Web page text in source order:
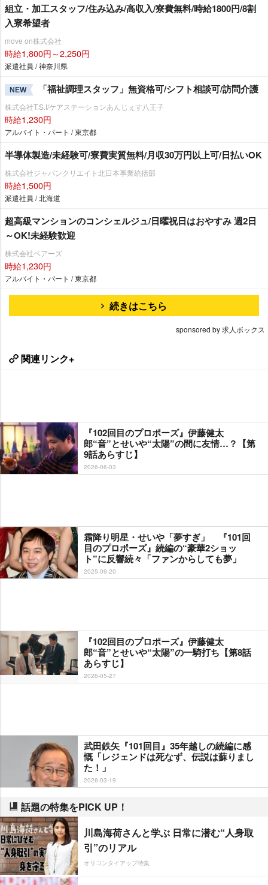
組立・加工スタッフ/住み込み/高収入/寮費無料/時給1800円/8割
入寮希望者
move on株式会社
時給1,800円～2,250円
派遣社員 / 神奈川県
NEW 「福祉調理スタッフ」無資格可/シフト相談可/訪問介護
株式会社T.S.I/ケアステーションあんじぇす八王子
時給1,230円
アルバイト・パート / 東京都
半導体製造/未経験可/寮費実質無料/月収30万円以上可/日払いOK
株式会社ジャパンクリエイト北日本事業統括部
時給1,500円
派遣社員 / 北海道
超高級マンションのコンシェルジュ/日曜祝日はおやすみ 週2日
～OK!未経験歓迎
株式会社ベアーズ
時給1,230円
アルバイト・パート / 東京都
続きはこちら
sponsored by 求人ボックス
関連リンク+
『102回目のプロポーズ』伊藤健太
郎“音”とせいや“太陽”の間に友情…？【第
9話あらすじ】
2026-06-03
霜降り明星・せいや「夢すぎ」 『101回
目のプロポーズ』続編の“豪華2ショッ
ト”に反響続々「ファンからしても夢」
2025-09-20
『102回目のプロポーズ』伊藤健太
郎“音”とせいや“太陽”の一騎打ち【第8話
あらすじ】
2026-05-27
武田鉄矢『101回目』35年越しの続編に感
慨「レジェンドは死なず、伝説は蘇りまし
た！」
2026-03-19
話題の特集をPICK UP！
川島海荷さんと学ぶ 日常に潜む“人身取
引”のリアル
オリコンタイアップ特集